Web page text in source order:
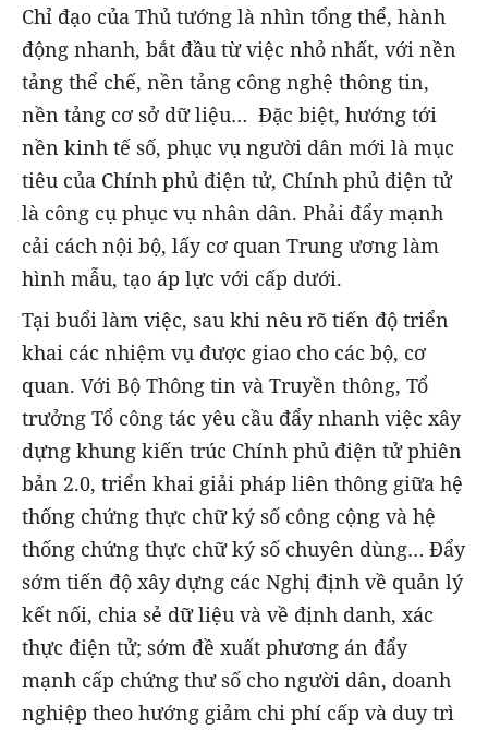
Chỉ đạo của Thủ tướng là nhìn tổng thể, hành
động nhanh, bắt đầu từ việc nhỏ nhất, với nền
tảng thể chế, nền tảng công nghệ thông tin,
nền tảng cơ sở dữ liệu… Đặc biệt, hướng tới
nền kinh tế số, phục vụ người dân mới là mục
tiêu của Chính phủ điện tử, Chính phủ điện tử
là công cụ phục vụ nhân dân. Phải đẩy mạnh
cải cách nội bộ, lấy cơ quan Trung ương làm
hình mẫu, tạo áp lực với cấp dưới.
Tại buổi làm việc, sau khi nêu rõ tiến độ triển
khai các nhiệm vụ được giao cho các bộ, cơ
quan. Với Bộ Thông tin và Truyền thông, Tổ
trưởng Tổ công tác yêu cầu đẩy nhanh việc xây
dựng khung kiến trúc Chính phủ điện tử phiên
bản 2.0, triển khai giải pháp liên thông giữa hệ
thống chứng thực chữ ký số công cộng và hệ
thống chứng thực chữ ký số chuyên dùng… Đẩy
sớm tiến độ xây dựng các Nghị định về quản lý
kết nối, chia sẻ dữ liệu và về định danh, xác
thực điện tử; sớm đề xuất phương án đẩy
mạnh cấp chứng thư số cho người dân, doanh
nghiệp theo hướng giảm chi phí cấp và duy trì